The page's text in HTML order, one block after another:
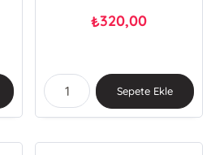
₺320,00
Sepete Ekle